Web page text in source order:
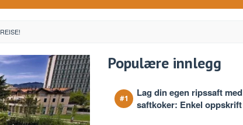
Populære innlegg
Lag din egen ripssaft med
saftkoker: Enkel oppskrift